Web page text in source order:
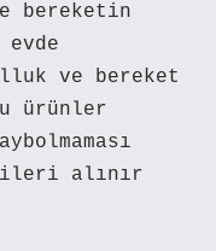
bereketin
ve bereket
ürünler
alınır